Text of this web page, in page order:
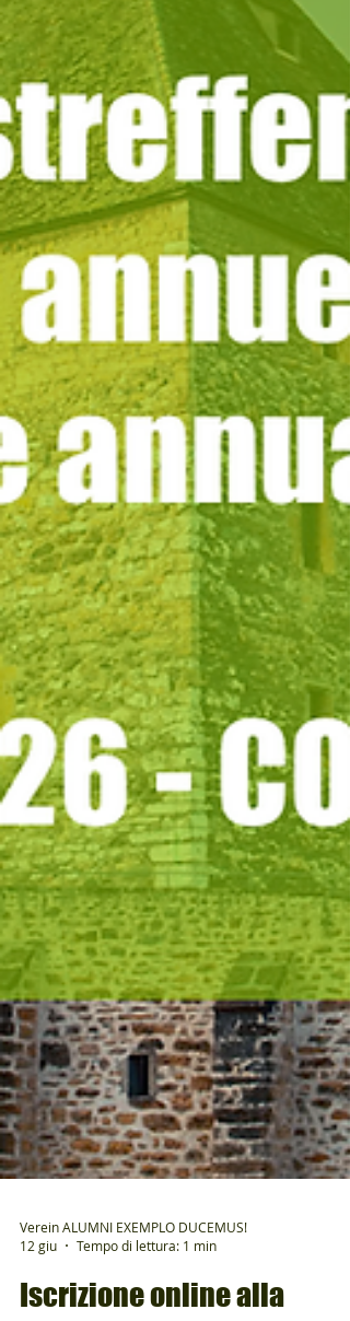
Verein ALUMNI EXEMPLO DUCEMUS!
12 giu
Tempo di lettura: 1 min